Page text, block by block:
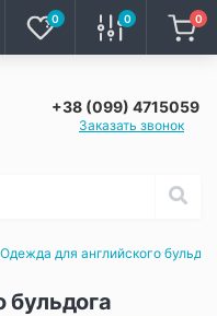
0 0 0
+38 (099) 4715059
Заказать звонок
Одежда для английского
бульдога